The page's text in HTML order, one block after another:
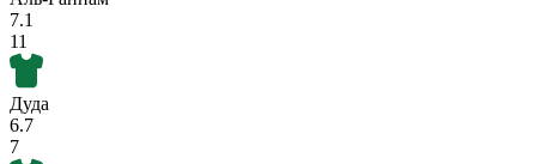
7.1
11
Дуда
6.7
7